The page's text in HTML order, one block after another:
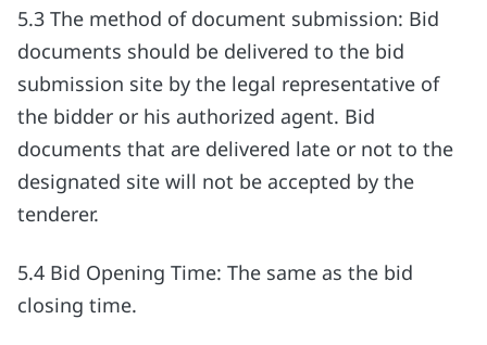
5.3 The method of document submission: Bid
documents should be delivered to the bid
submission site by the legal representative of
the bidder or his authorized agent. Bid
documents that are delivered late or not to the
designated site will not be accepted by the
tenderer.
5.4 Bid Opening Time: The same as the bid
closing time.